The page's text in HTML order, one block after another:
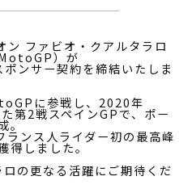
ファビオ・クアルタラロ
）が
ンサー契約を締結いたしま
に参戦し、2020年
第2戦スペインGPで、ポー
。
ンス人ライダー初の最高峰
得しました。
の更なる活躍にご期待くだ